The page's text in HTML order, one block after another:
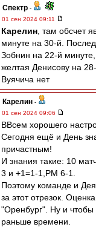
Спектр -
01 сен 2024 09:11
Карелин , там обсчет
минуте на 30-й.
Зобнин на 22-й
желтая Денисову на
Вуячича нет
Карелин -
01 сен 2024 09:06
ВВсем хорошего
Сегодня ещё и День
причастным!
И знания такие: 10
3 и +1=1-1,РМ 6-1.
Поэтому команде и
за этот отрезок.
"Оренбург". Ну и
раньше времени.